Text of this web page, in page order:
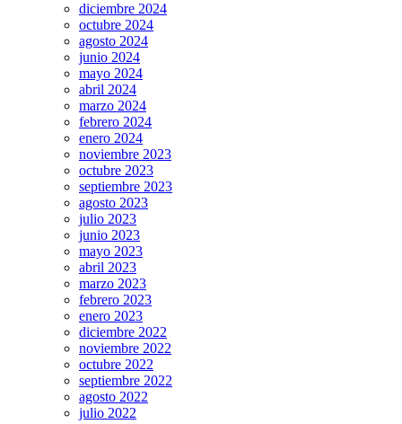
diciembre 2024
octubre 2024
agosto 2024
junio 2024
mayo 2024
abril 2024
marzo 2024
febrero 2024
enero 2024
noviembre 2023
octubre 2023
septiembre 2023
agosto 2023
julio 2023
junio 2023
mayo 2023
abril 2023
marzo 2023
febrero 2023
enero 2023
diciembre 2022
noviembre 2022
octubre 2022
septiembre 2022
agosto 2022
julio 2022